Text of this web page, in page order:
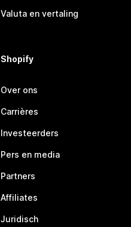
Valuta en vertaling
Shopify
Over ons
Carrières
Investeerders
Pers en media
Partners
Affiliates
Juridisch